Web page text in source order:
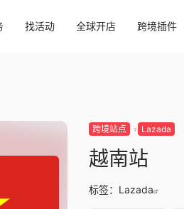
找活动 全球开店 跨境插件
跨境站点 Lazada
越南站
标签： Lazada